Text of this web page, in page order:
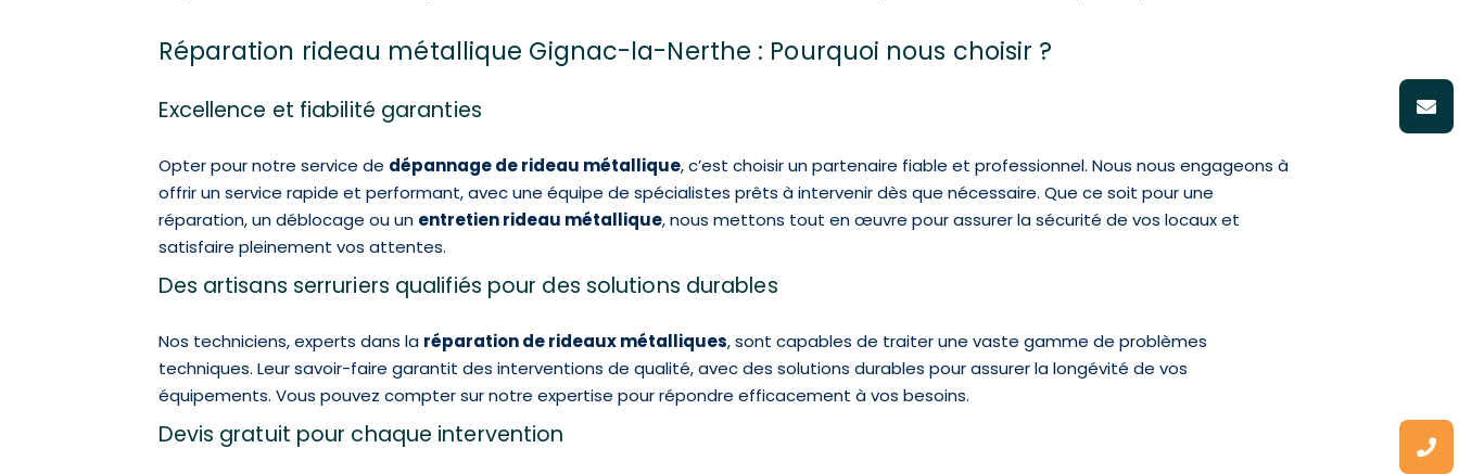
Réparation rideau métallique Gignac-la-Nerthe : Pourquoi nous choisir ?
Excellence et fiabilité garanties
Opter pour notre service de dépannage de rideau métallique, c’est choisir un partenaire fiable et professionnel. Nous nous engageons à
offrir un service rapide et performant, avec une équipe de spécialistes prêts à intervenir dès que nécessaire. Que ce soit pour une
réparation, un déblocage ou un entretien rideau métallique, nous mettons tout en œuvre pour assurer la sécurité de vos locaux et
satisfaire pleinement vos attentes.
Des artisans serruriers qualifiés pour des solutions durables
Nos techniciens, experts dans la réparation de rideaux métalliques, sont capables de traiter une vaste gamme de problèmes
techniques. Leur savoir-faire garantit des interventions de qualité, avec des solutions durables pour assurer la longévité de vos
équipements. Vous pouvez compter sur notre expertise pour répondre efficacement à vos besoins.
Devis gratuit pour chaque intervention